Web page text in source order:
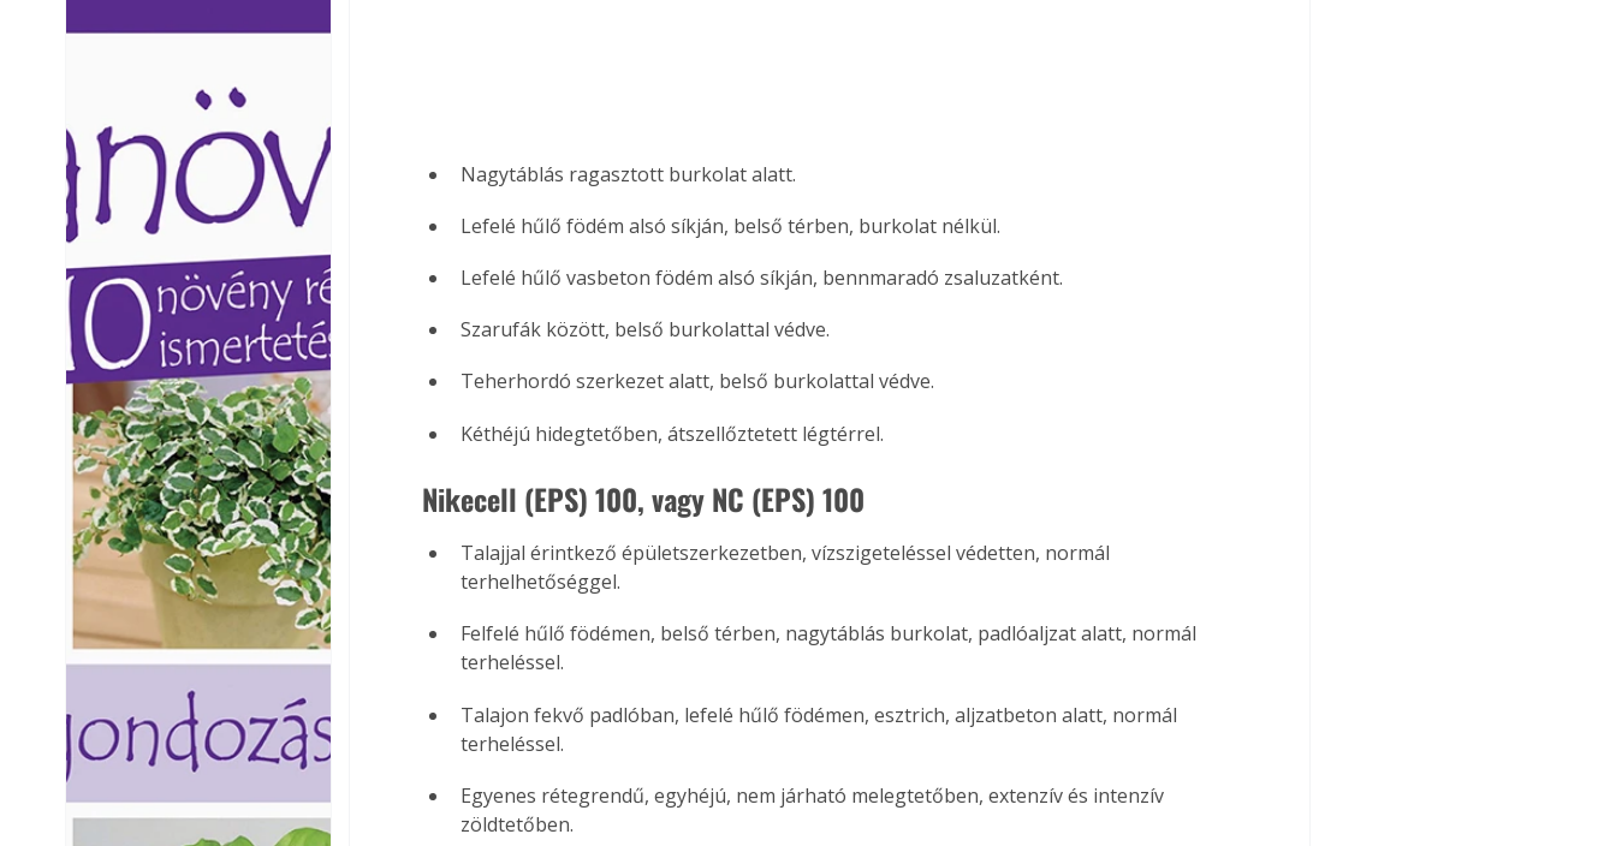
Nagytáblás ragasztott burkolat alatt.
Lefelé hűlő födém alsó síkján, belső térben, burkolat nélkül.
Lefelé hűlő vasbeton födém alsó síkján, bennmaradó zsaluzatként.
Szarufák között, belső burkolattal védve.
Teherhordó szerkezet alatt, belső burkolattal védve.
Kéthéjú hidegtetőben, átszellőztetett légtérrel.
Nikecell (EPS) 100, vagy NC (EPS) 100
Talajjal érintkező épületszerkezetben, vízszigeteléssel védetten, normál
terhelhetőséggel.
Felfelé hűlő födémen, belső térben, nagytáblás burkolat, padlóaljzat alatt, normál
terheléssel.
Talajon fekvő padlóban, lefelé hűlő födémen, esztrich, aljzatbeton alatt, normál
terheléssel.
Egyenes rétegrendű, egyhéjú, nem járható melegtetőben, extenzív és intenzív
zöldtetőben.